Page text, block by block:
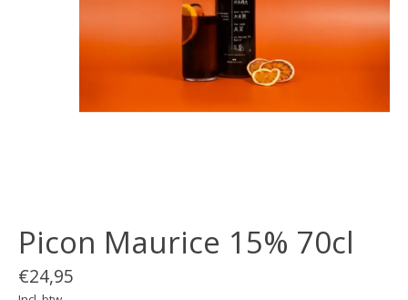
Picon Maurice 15% 70cl
€24,95